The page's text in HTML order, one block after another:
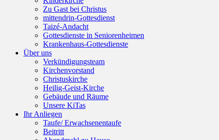
Zu Gast bei Christus
mittendrin-Gottesdienst
Taizé-Andacht
Gottesdienste in Seniorenheimen
Krankenhaus-Gottesdienste
Über uns
Verkündigungsteam
Kirchenvorstand
Christuskirche
Heilig-Geist-Kirche
Gebäude und Räume
Unsere KiTas
Ihr Anliegen
Taufe/ Erwachsenentaufe
Beitritt